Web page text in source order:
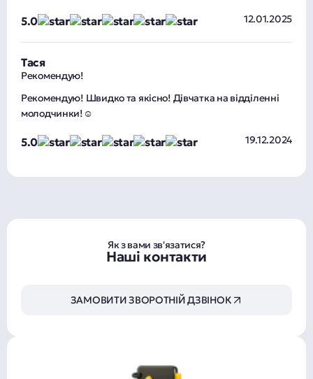
5.0 12.01.2025
Тася
Рекомендую!
Рекомендую! Швидко та якісно! Дівчатка на відділенні
молодчинки!☺️
5.0 19.12.2024
Як з вами зв'язатися?
Наші контакти
ЗАМОВИТИ ЗВОРОТНІЙ ДЗВІНОК